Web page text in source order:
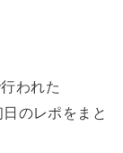
われた
のレポをまと